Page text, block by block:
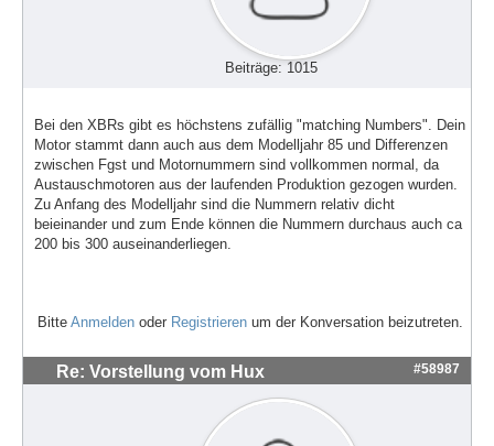
Beiträge: 1015
Bei den XBRs gibt es höchstens zufällig "matching Numbers". Dein
Motor stammt dann auch aus dem Modelljahr 85 und Differenzen
zwischen Fgst und Motornummern sind vollkommen normal, da
Austauschmotoren aus der laufenden Produktion gezogen wurden.
Zu Anfang des Modelljahr sind die Nummern relativ dicht
beieinander und zum Ende können die Nummern durchaus auch ca
200 bis 300 auseinanderliegen.
Bitte Anmelden oder Registrieren um der Konversation beizutreten.
Re: Vorstellung vom Hux #58987